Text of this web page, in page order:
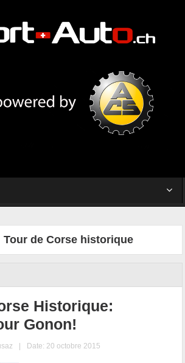
Tour de Corse historique
Historique:
Gonon!
| Date: 20 octobre 2015